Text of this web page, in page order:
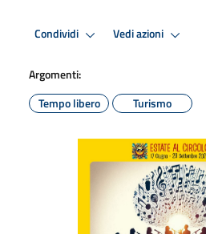
Condividi Vedi azioni
Argomenti:
Tempo libero
Turismo